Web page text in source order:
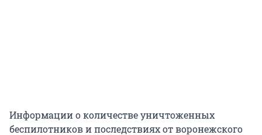
Информации о количестве уничтоженных
беспилотников и последствиях от воронежского